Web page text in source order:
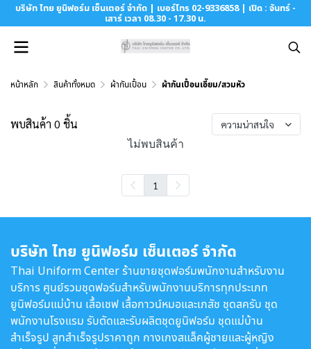
บริษัท ไทย ยูนิฟอร์ม เซ็นเตอร์ จำกัด | เบอร์โทร 02-9336858 | เปิด : จันทร์ -
เสาร์ เวลา 08.30 - 17.30 น.
หน้าหลัก สินค้าทั้งหมด ผ้ากันเปื้อน ผ้ากันเปื้อนเอี๊ยม/สวมหัว
พบสินค้า 0 ชิ้น ความน่าสนใจ
ไม่พบสินค้า
1
บริษัท ไทย ยูนิฟอร์ม เซ็นเตอร์ จำกัด
Thai Uniform Center ร้านขายชุดฟอร์มพนักงานสำหรับงาน
บริการ ศูนย์รวมชุดฟอร์มสำหรับพนักงานบริการทุกประเภท
ยูนิฟอร์มแม่บ้าน เสื้อเชฟ เสื้อกาวน์หมอและเภสัช ชุดสครับ ชุด
พนักงานโรงแรม รับตัดและรับผลิตชุดยูนิฟอร์ม ชุดแม่บ้าน
สำเร็จรูป สูทสำเร็จรูปราคาถูก กางเกงสแล็คผู้ชายและผู้หญิง